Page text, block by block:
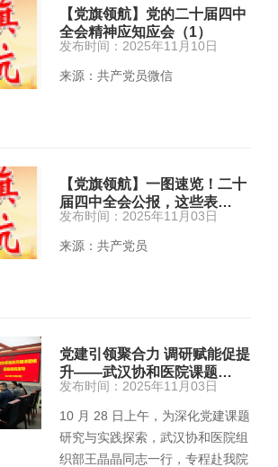
【党旗领航】党的二十届四中
全会精神应知应会（1）
发布时间：2025年11月10日
来源：共产党员微信
【党旗领航】一图速览！二十
届四中全会公报，这些表…
发布时间：2025年11月03日
来源：共产党员
党建引领聚合力 调研赋能促提
升——武汉协和医院课题…
发布时间：2025年11月03日
10 月 28 日上午，为深化党建课题
研究与实践探索，武汉协和医院组
织部王晶晶同志一行，专程赴我院